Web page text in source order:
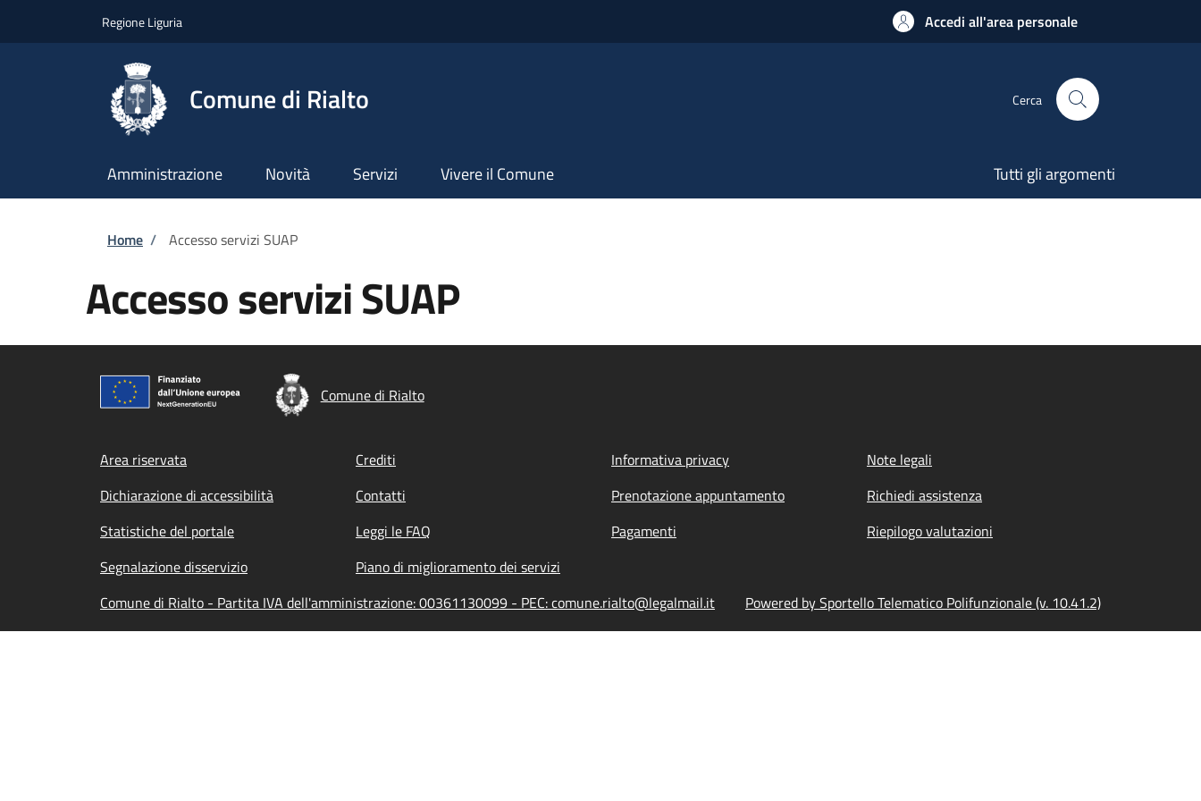
Regione Liguria Accedi all'area personale
Comune di Rialto Cerca
Amministrazione Novità Servizi Vivere il Comune Tutti gli argomenti
Briciole di pane
Home / Accesso servizi SUAP
Accesso servizi SUAP
Comune di Rialto
Footer menu
Area riservata Crediti Informativa privacy
Note legali
Dichiarazione di accessibilità
Contatti Prenotazione appuntamento
Richiedi assistenza
Statistiche del portale
Leggi le FAQ Pagamenti
Riepilogo valutazioni
Segnalazione disservizio
Piano di miglioramento dei servizi
Comune di Rialto - Partita IVA dell'amministrazione: 00361130099 - PEC: comune.rialto@legalmail.it
Powered by Sportello Telematico Polifunzionale (v. 10.41.2)